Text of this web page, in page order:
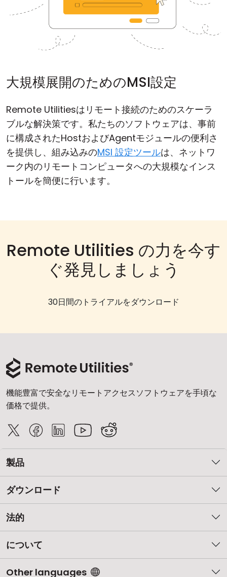
大規模展開のためのMSI設定
Remote Utilitiesはリモート接続のためのスケーラ
ブルな解決策です。私たちのソフトウェアは、事前
に構成されたHostおよびAgentモジュールの便利さ
を提供し、組み込みのMSI 設定ツールは、ネットワ
ーク内のリモートコンピュータへの大規模なインス
トールを簡便に行います。
Remote Utilities の力を今す
ぐ発見しましょう
30日間のトライアルをダウンロード
機能豊富で安全なリモートアクセスソフトウェアを手頃な
価格で提供。
製品
ダウンロード
法的
について
Other languages